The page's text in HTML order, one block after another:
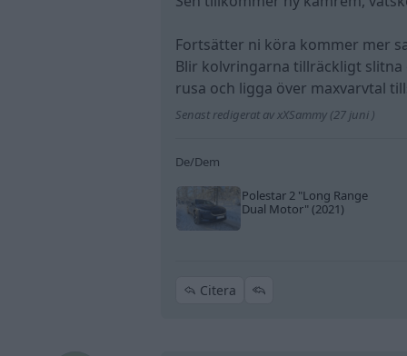
Fortsätter ni köra kommer mer
Blir kolvringarna tillräckligt
rusa och ligga över maxvarvtal
Senast redigerat av xXSammy (27 juni )
De/Dem
Polestar 2 "Long Range
Dual Motor"(2021)
Citera